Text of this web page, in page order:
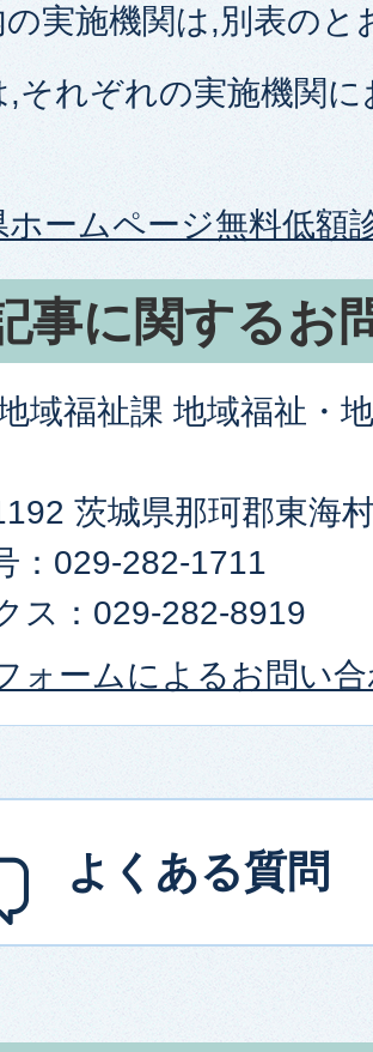
実施機関は,別表のと
,それぞれの実施機関
ホームページ無料低額
事に関するお
域福祉課 地域福祉・
茨城県那珂郡東海
：029-282-1711
ス：029-282-8919
ォームによるお問い
よくある質問